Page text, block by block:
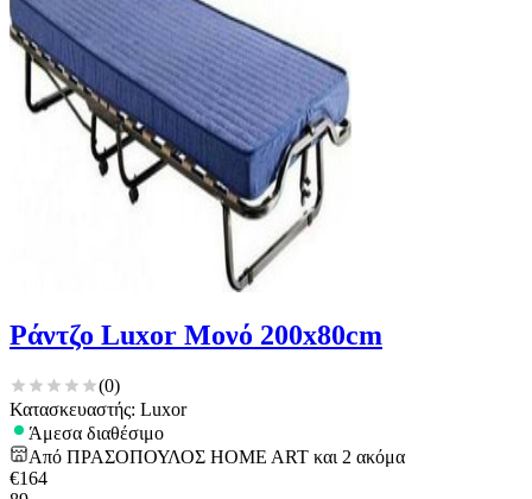
Ράντζο Luxor Μονό 200x80cm
(0)
Κατασκευαστής: Luxor
Άμεσα διαθέσιμο
Από ΠΡΑΣΟΠΟΥΛΟΣ HOME ART και 2 ακόμα
€164